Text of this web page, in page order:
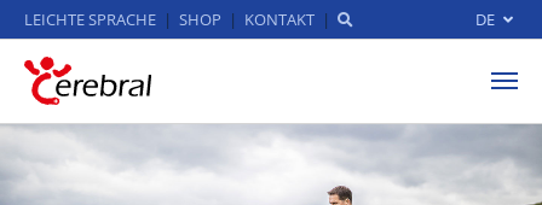
Zum Hauptinhalt springen
LEICHTE SPRACHE SHOP KONTAKT DE